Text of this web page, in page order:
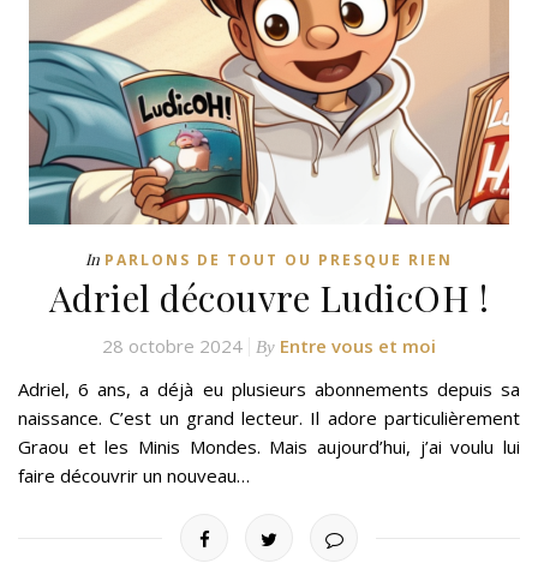
In PARLONS DE TOUT OU PRESQUE RIEN
Adriel découvre LudicOH !
28 octobre 2024 By Entre vous et moi
Adriel, 6 ans, a déjà eu plusieurs abonnements depuis sa
naissance. C’est un grand lecteur. Il adore particulièrement
Graou et les Minis Mondes. Mais aujourd’hui, j’ai voulu lui
faire découvrir un nouveau…